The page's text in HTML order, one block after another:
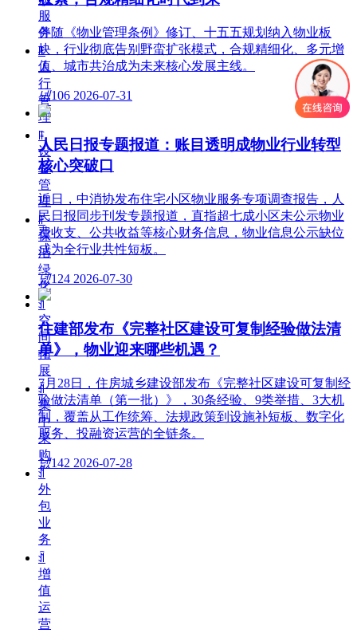
服
务
ꁹ
人
行
管
理
ꁹ
设
备
管
理
ꁹ
保
洁
绿
化
ꀉ
空
间
拓
展
ꀉ
集
中
采
购
ꀉ
外
包
业
务
ꀉ
增
值
运
营
伴随《物业管理条例》修订、十五五规划纳入物业板
块，行业彻底告别野蛮扩张模式，合规精细化、多元增
值、城市共治成为未来核心发展主线。
넶106 2026-07-31
人民日报专题报道：账目透明成物业行业转型
核心突破口
近日，中消协发布住宅小区物业服务专项调查报告，人
民日报同步刊发专题报道，直指超七成小区未公示物业
费收支、公共收益等核心财务信息，物业信息公示缺位
成为全行业共性短板。
넶124 2026-07-30
住建部发布《完整社区建设可复制经验做法清
单》，物业迎来哪些机遇？
7月28日，住房城乡建设部发布《完整社区建设可复制经
验做法清单（第一批）》，30条经验、9类举措、3大机
制，覆盖从工作统筹、法规政策到设施补短板、数字化
服务、投融资运营的全链条。
넶142 2026-07-28